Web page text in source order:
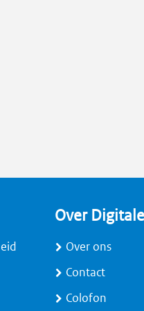
Over
Over ons
Contact
Colofon